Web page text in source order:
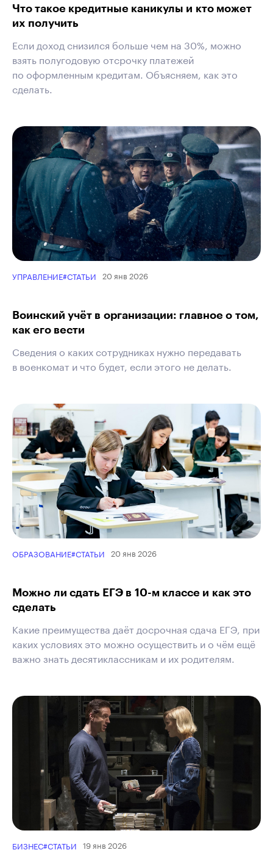
Что такое кредитные каникулы и кто может
их получить
Если доход снизился больше чем на 30%, можно
взять полугодовую отсрочку платежей
по оформленным кредитам. Объясняем, как это
сделать.
УПРАВЛЕНИЕ#СТАТЬИ 20 янв 2026
Воинский учёт в организации: главное о том,
как его вести
Сведения о каких сотрудниках нужно передавать
в военкомат и что будет, если этого не делать.
ОБРАЗОВАНИЕ#СТАТЬИ 20 янв 2026
Можно ли сдать ЕГЭ в 10-м классе и как это
сделать
Какие преимущества даёт досрочная сдача ЕГЭ, при
каких условиях это можно осуществить и о чём ещё
важно знать десятиклассникам и их родителям.
БИЗНЕС#СТАТЬИ 19 янв 2026